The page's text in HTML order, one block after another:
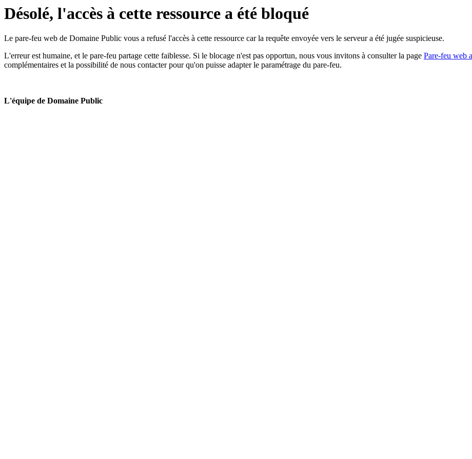
Désolé, l'accès à cette ressource a été bloqué
Le pare-feu web de Domaine Public vous a refusé l'accès à cette ressource car la requête envoyée vers le serveur a été jugée suspicieuse.
L'erreur est humaine, et le pare-feu partage cette faiblesse. Si le blocage n'est pas opportun, nous vous invitons à consulter la page Pare-feu web
complémentaires et la possibilité de nous contacter pour qu'on puisse adapter le paramétrage du pare-feu.
L'équipe de Domaine Public